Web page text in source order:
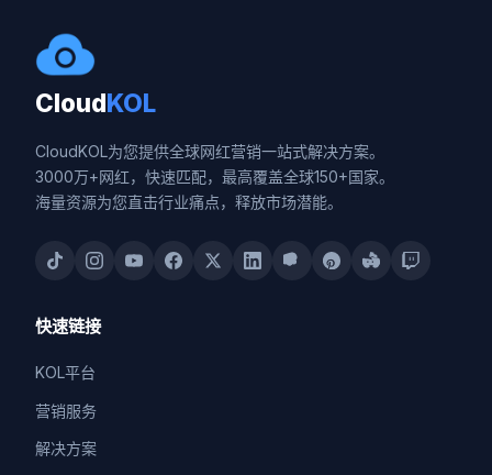
CloudKOL
CloudKOL为您提供全球网红营销一站式解决方案。
3000万+网红，快速匹配，最高覆盖全球150+国家。
海量资源为您直击行业痛点，释放市场潜能。
快速链接
KOL平台
营销服务
解决方案